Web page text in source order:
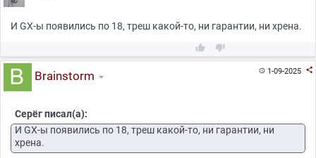
И GX-ы появились по 18, треш какой-то, ни гарантии, ни хрена.
 
1-09-2025 
Brainstorm
Серёг писал(а):
И GX-ы появились по 18, треш какой-то, ни гарантии, ни
хрена.